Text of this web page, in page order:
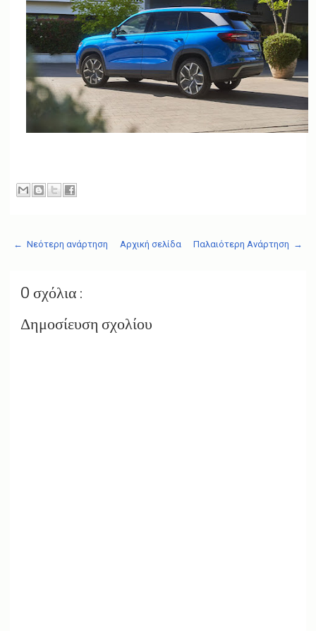
← Νεότερη ανάρτηση Παλαιότερη Ανάρτηση →
Αρχική σελίδα
0 σχόλια :
Δημοσίευση σχολίου